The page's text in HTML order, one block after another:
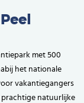
met 500
het nationale
vakantiegangers
natuurlijke